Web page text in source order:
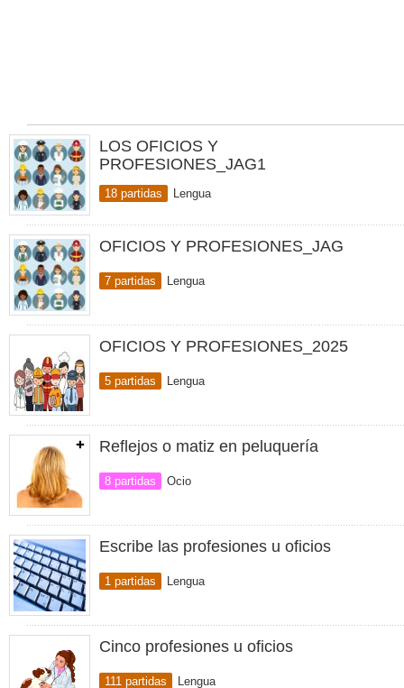
LOS OFICIOS Y
PROFESIONES_JAG1
18 partidas Lengua
OFICIOS Y PROFESIONES_JAG
7 partidas Lengua
OFICIOS Y PROFESIONES_2025
5 partidas Lengua
Reflejos o matiz en peluquería
8 partidas Ocio
Escribe las profesiones u oficios
1 partidas Lengua
Cinco profesiones u oficios
111 partidas Lengua